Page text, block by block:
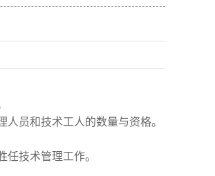
员和技术工人的数量与资格。
技术管理工作。